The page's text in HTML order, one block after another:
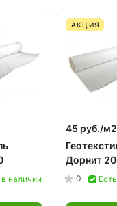
в наличии
АКЦИЯ
45 руб./м2
Дорнит
0